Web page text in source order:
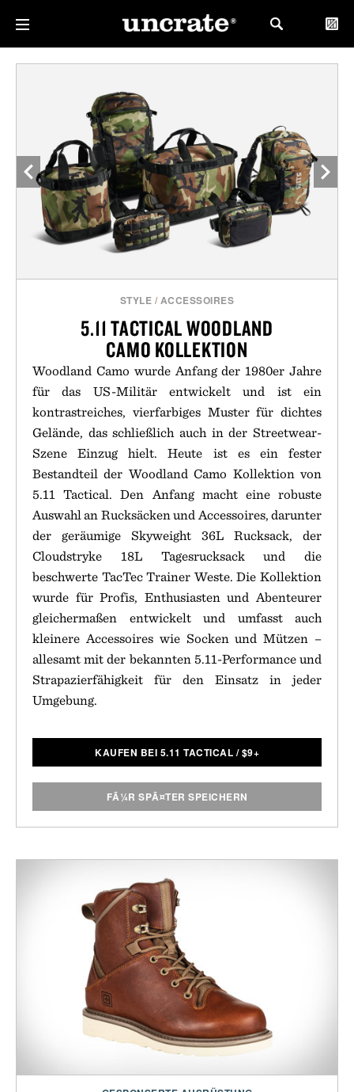
STYLE / ACCESSOIRES
5.11 TACTICAL WOODLAND
CAMO KOLLEKTION
Woodland Camo wurde Anfang der 1980er Jahre
für das US-Militär entwickelt und ist ein
kontrastreiches, vierfarbiges Muster für dichtes
Gelände, das schließlich auch in der Streetwear-
Szene Einzug hielt. Heute ist es ein fester
Bestandteil der Woodland Camo Kollektion von
5.11 Tactical. Den Anfang macht eine robuste
Auswahl an Rucksäcken und Accessoires, darunter
der geräumige Skyweight 36L Rucksack, der
Cloudstryke 18L Tagesrucksack und die
beschwerte TacTec Trainer Weste. Die Kollektion
wurde für Profis, Enthusiasten und Abenteurer
gleichermaßen entwickelt und umfasst auch
kleinere Accessoires wie Socken und Mützen –
allesamt mit der bekannten 5.11-Performance und
Strapazierfähigkeit für den Einsatz in jeder
Umgebung.
KAUFEN BEI 5.11 TACTICAL /$9+
FÃ¼R SPÃ¤TER SPEICHERN